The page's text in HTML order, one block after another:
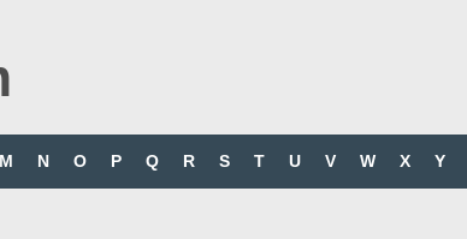
M N O P Q R S T U V W X Y